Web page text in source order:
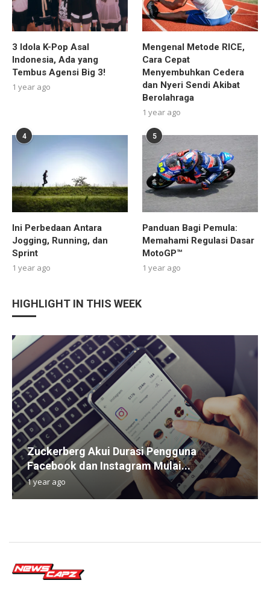
3 Idola K-Pop Asal
Indonesia, Ada yang
Tembus Agensi Big 3!
1 year ago
Mengenal Metode RICE,
Cara Cepat
Menyembuhkan Cedera
dan Nyeri Sendi Akibat
Berolahraga
1 year ago
4
Ini Perbedaan Antara
Jogging, Running, dan
Sprint
1 year ago
5
Panduan Bagi Pemula:
Memahami Regulasi Dasar
MotoGP™
1 year ago
HIGHLIGHT IN THIS WEEK
Zuckerberg Akui Durasi Pengguna
Facebook dan Instagram Mulai...
1 year ago